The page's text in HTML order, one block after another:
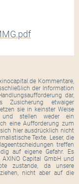
Kommentare,
der Information
dar,
etwaiger
sie in keinster Weise
und stellen weder ein
eine Aufforderung zum
hier ausdrücklich nicht
Texte. Leser, die
treffen
auf eigene Gefahr. Es
Capital GmbH und
zustande, da unsere
nicht aber auf die